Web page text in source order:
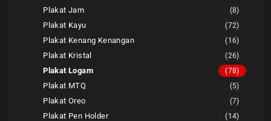
Plakat Jam (8)
Plakat Kayu (72)
Plakat Kenang Kenangan (16)
Plakat Kristal (26)
Plakat Logam (78)
Plakat MTQ (5)
Plakat Oreo (7)
Plakat Pen Holder (14)